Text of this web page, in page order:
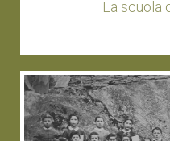
La scuola